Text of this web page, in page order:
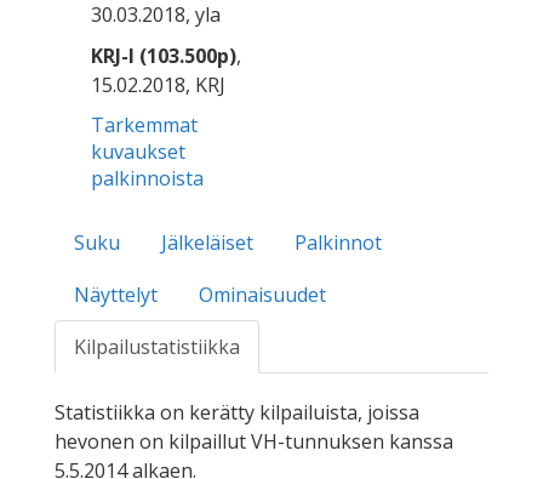
30.03.2018, yla
KRJ-I (103.500p),
15.02.2018, KRJ
Tarkemmat
kuvaukset
palkinnoista
Suku Jälkeläiset
Palkinnot
Näyttelyt
Ominaisuudet
Kilpailustatistiikka
Statistiikka on kerätty kilpailuista, joissa
hevonen on kilpaillut VH-tunnuksen kanssa
5.5.2014 alkaen.